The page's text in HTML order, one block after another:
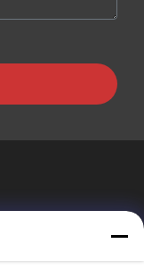
CO., LTD.